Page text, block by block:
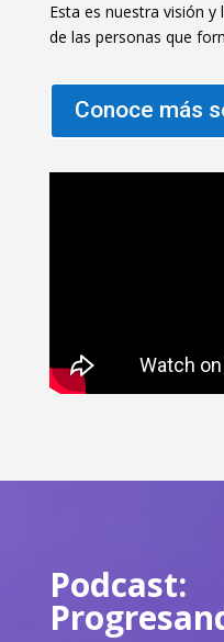
Esta es nuestra visión y
de las personas que
Conoce más
Podcast: